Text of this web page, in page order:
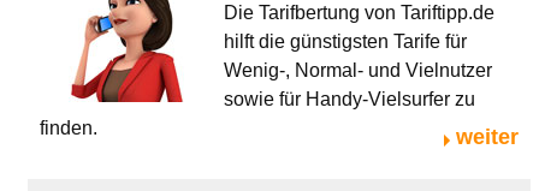
Die Tarifbertung von Tariftipp.de
hilft die günstigsten Tarife für
Wenig-, Normal- und Vielnutzer
sowie für Handy-Vielsurfer zu
finden.
weiter